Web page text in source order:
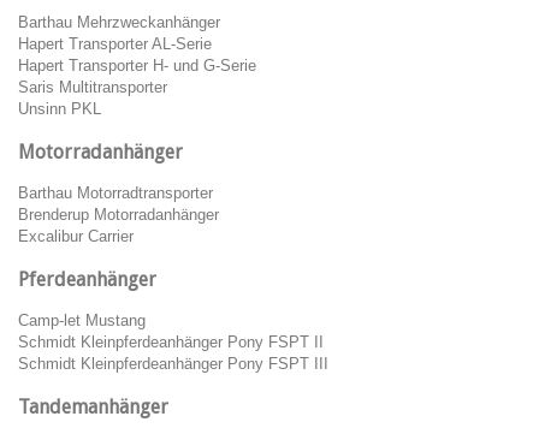
Barthau Mehrzweckanhänger
Hapert Transporter AL-Serie
Hapert Transporter H- und G-Serie
Saris Multitransporter
Unsinn PKL
Motorradanhänger
Barthau Motorradtransporter
Brenderup Motorradanhänger
Excalibur Carrier
Pferdeanhänger
Camp-let Mustang
Schmidt Kleinpferdeanhänger Pony FSPT II
Schmidt Kleinpferdeanhänger Pony FSPT III
Tandemanhänger